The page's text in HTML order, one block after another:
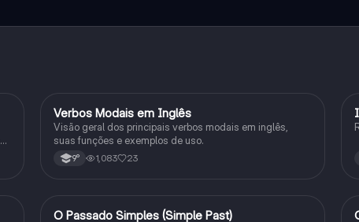
Inglês
Verbos Modais em Inglês
Visão geral dos principais verbos modais em inglês,
suas funções e exemplos de uso.
9° 1,083 23
Inglês
O Passado Simples (Simple Past)